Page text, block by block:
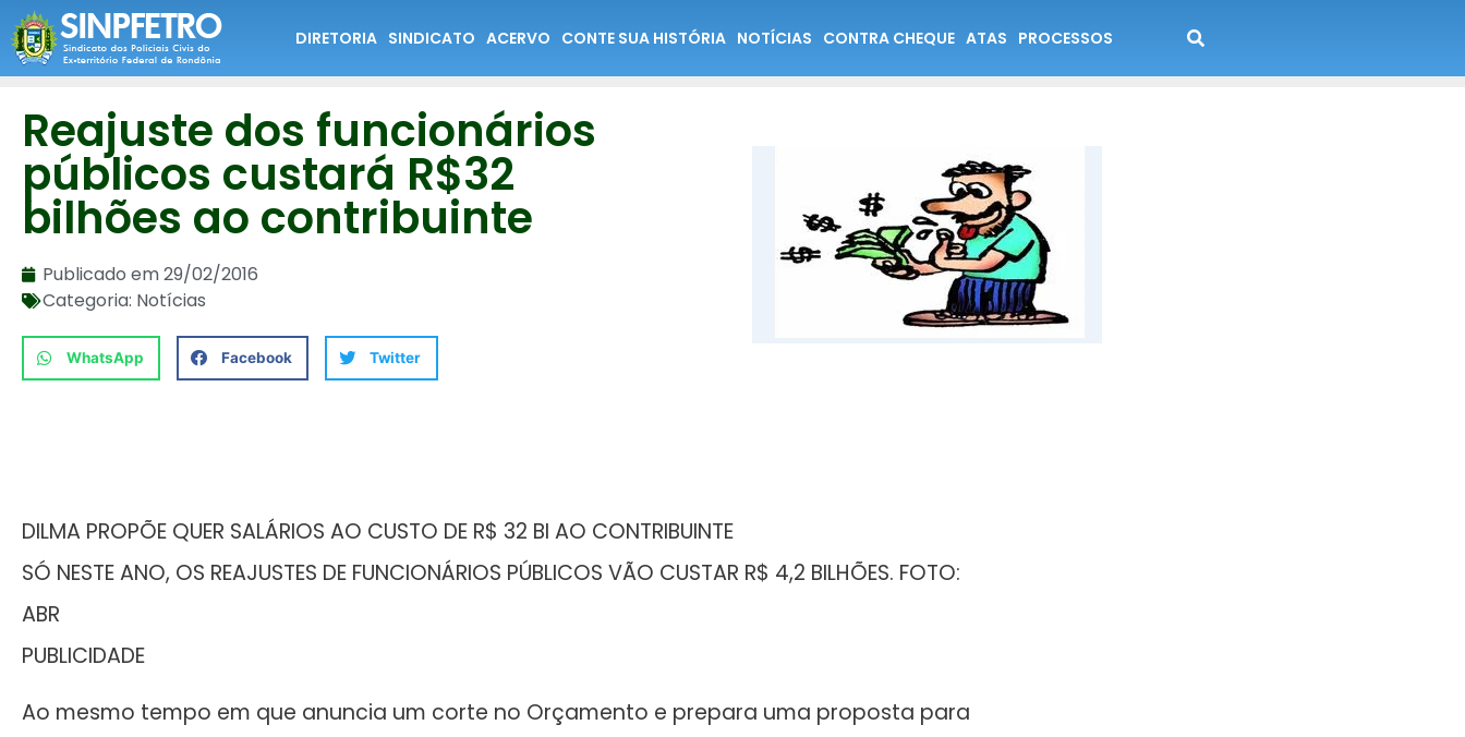
DIRETORIA SINDICATO ACERVO CONTE SUA HISTÓRIA NOTÍCIAS CONTRA CHEQUE ATAS PROCESSOS
Reajuste dos funcionários
públicos custará R$32
bilhões ao contribuinte
Publicado em29/02/2016
Categoria: Notícias
WhatsApp Facebook Twitter
DILMA PROPÕE QUER SALÁRIOS AO CUSTO DE R$ 32 BI AO CONTRIBUINTE
SÓ NESTE ANO, OS REAJUSTES DE FUNCIONÁRIOS PÚBLICOS VÃO CUSTAR R$ 4,2 BILHÕES. FOTO:
ABR
PUBLICIDADE
Ao mesmo tempo em que anuncia um corte no Orçamento e prepara uma proposta para